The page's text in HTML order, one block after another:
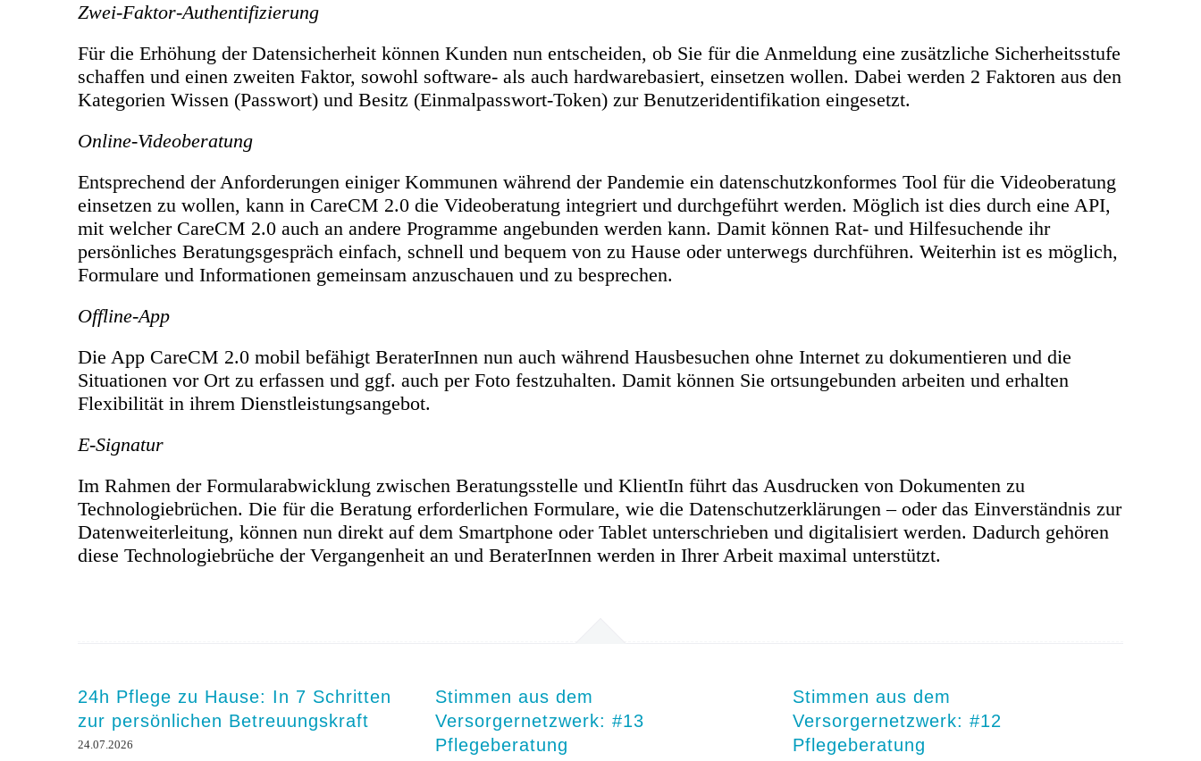
Zwei-Faktor-Authentifizierung
Für die Erhöhung der Datensicherheit können Kunden nun entscheiden, ob Sie für die Anmeldung eine zusätzliche Sicherheitsstufe
schaffen und einen zweiten Faktor, sowohl software- als auch hardwarebasiert, einsetzen wollen. Dabei werden 2 Faktoren aus den
Kategorien Wissen (Passwort) und Besitz (Einmalpasswort-Token) zur Benutzeridentifikation eingesetzt.
Online-Videoberatung
Entsprechend der Anforderungen einiger Kommunen während der Pandemie ein datenschutzkonformes Tool für die Videoberatung
einsetzen zu wollen, kann in CareCM 2.0 die Videoberatung integriert und durchgeführt werden. Möglich ist dies durch eine API,
mit welcher CareCM 2.0 auch an andere Programme angebunden werden kann. Damit können Rat- und Hilfesuchende ihr
persönliches Beratungsgespräch einfach, schnell und bequem von zu Hause oder unterwegs durchführen. Weiterhin ist es möglich,
Formulare und Informationen gemeinsam anzuschauen und zu besprechen.
Offline-App
Die App CareCM 2.0 mobil befähigt BeraterInnen nun auch während Hausbesuchen ohne Internet zu dokumentieren und die
Situationen vor Ort zu erfassen und ggf. auch per Foto festzuhalten. Damit können Sie ortsungebunden arbeiten und erhalten
Flexibilität in ihrem Dienstleistungsangebot.
E-Signatur
Im Rahmen der Formularabwicklung zwischen Beratungsstelle und KlientIn führt das Ausdrucken von Dokumenten zu
Technologiebrüchen. Die für die Beratung erforderlichen Formulare, wie die Datenschutzerklärungen – oder das Einverständnis zur
Datenweiterleitung, können nun direkt auf dem Smartphone oder Tablet unterschrieben und digitalisiert werden. Dadurch gehören
diese Technologiebrüche der Vergangenheit an und BeraterInnen werden in Ihrer Arbeit maximal unterstützt.
24h Pflege zu Hause: In 7 Schritten
zur persönlichen Betreuungskraft
24.07.2026
Stimmen aus dem
Versorgernetzwerk: #13
Pflegeberatung
Stimmen aus dem
Versorgernetzwerk: #12
Pflegeberatung